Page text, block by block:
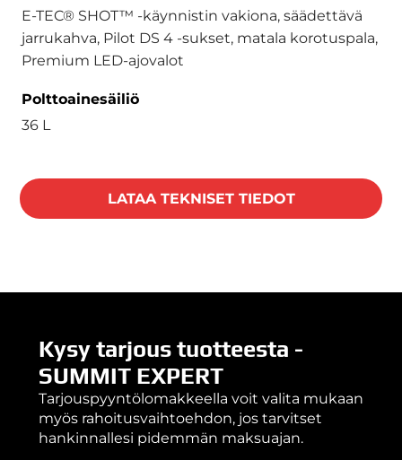
E-TEC® SHOT™ -käynnistin vakiona, säädettävä
jarrukahva, Pilot DS 4 -sukset, matala korotuspala,
Premium LED-ajovalot
Polttoainesäiliö
36 L
LATAA TEKNISET TIEDOT
Kysy tarjous tuotteesta -
SUMMIT EXPERT
Tarjouspyyntölomakkeella voit valita mukaan
myös rahoitusvaihtoehdon, jos tarvitset
hankinnallesi pidemmän maksuajan.